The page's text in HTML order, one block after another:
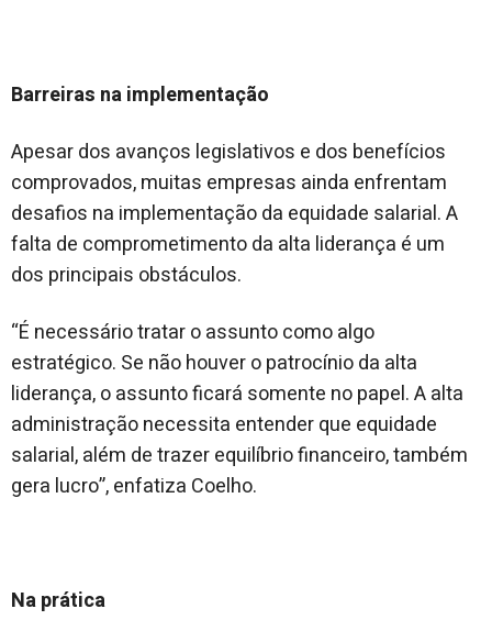
Barreiras na implementação
Apesar dos avanços legislativos e dos benefícios
comprovados, muitas empresas ainda enfrentam
desafios na implementação da equidade salarial. A
falta de comprometimento da alta liderança é um
dos principais obstáculos.
“É necessário tratar o assunto como algo
estratégico. Se não houver o patrocínio da alta
liderança, o assunto ficará somente no papel. A alta
administração necessita entender que equidade
salarial, além de trazer equilíbrio financeiro, também
gera lucro”, enfatiza Coelho.
Na prática